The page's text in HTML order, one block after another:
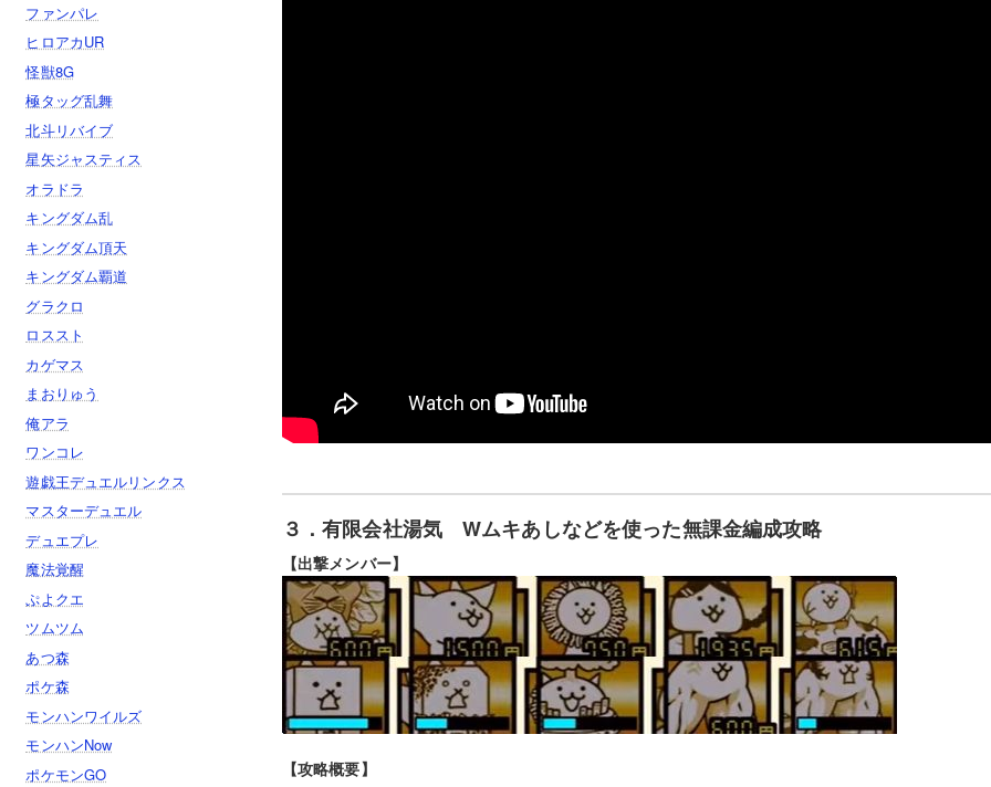
ファンパレ
ヒロアカUR
怪獣8G
極タッグ乱舞
北斗リバイブ
星矢ジャスティス
オラドラ
キングダム乱
キングダム頂天
キングダム覇道
グラクロ
ロススト
カゲマス
まおりゅう
俺アラ
ワンコレ
遊戯王デュエルリンクス
マスターデュエル
デュエプレ
魔法覚醒
ぷよクエ
ツムツム
あつ森
ポケ森
モンハンワイルズ
モンハンNow
ポケモンGO
３．有限会社湯気 Wムキあしなどを使った無課金編成攻略
【出撃メンバー】
【攻略概要】